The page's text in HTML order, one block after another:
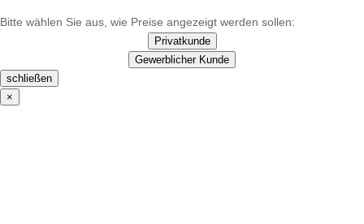
Produktseite
gewählt
werden
Bitte wählen Sie aus, wie Preise angezeigt werden sollen:
Privatkunde
Gewerblicher Kunde
schließen
×